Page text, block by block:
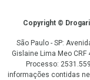
CopyrightCopyright ©
São Paulo - SP:
Gislaine Lima Meo
Processo:
informações contidas